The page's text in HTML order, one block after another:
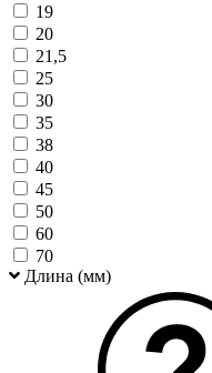
19
20
21,5
25
30
35
38
40
45
50
60
70
Длина (мм)